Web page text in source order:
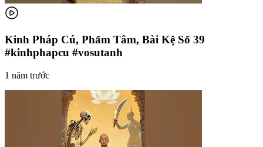
Kinh Pháp Cú, Phẩm Tâm, Bài Kệ Số 39
#kinhphapcu #vosutanh
1 năm trước